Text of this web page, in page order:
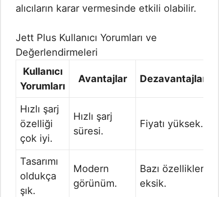
alıcıların karar vermesinde etkili olabilir.
Jett Plus Kullanıcı Yorumları ve
Değerlendirmeleri
Kullanıcı
Yorumları
Avantajlar Dezavantajlar
Hızlı şarj
özelliği
çok iyi.
Hızlı şarj
süresi.
Fiyatı yüksek.
Tasarımı
oldukça
şık.
Modern
görünüm.
Bazı özellikler
eksik.